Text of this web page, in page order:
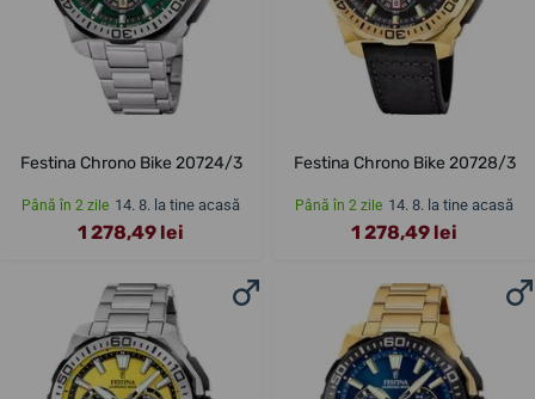
Festina Chrono Bike 20724/3
Până în 2 zile 14. 8. la tine acasă
1 278,49 lei
Festina Chrono Bike 20728/3
Până în 2 zile 14. 8. la tine acasă
1 278,49 lei